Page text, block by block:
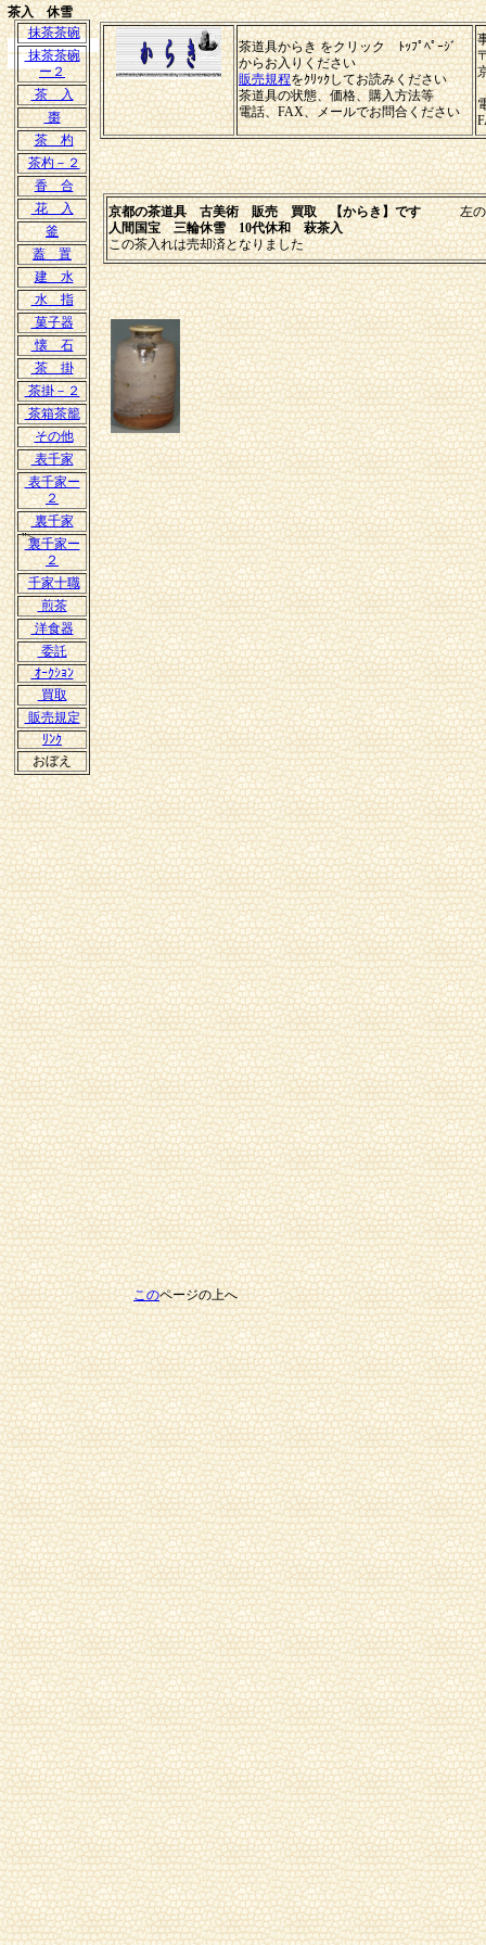
抹茶茶碗
抹茶茶碗
ー２
茶 入
棗
茶 杓
茶杓－２
香 合
花 入
釜
蓋 置
建 水
水 指
菓子器
懐 石
茶 掛
茶掛－２
茶箱茶籠
その他
表千家
表千家ー
２
裏千家
裏千家ー
２
千家十職
煎茶
洋食器
委託
ｵｰｸｼｮﾝ
買取
販売規定
ﾘﾝｸ
おぼえ
茶道具からき をクリック ﾄｯﾌﾟﾍﾟｰｼﾞ
からお入りください
販売規程をｸﾘｯｸしてお読みください
茶道具の状態、価格、購入方法等
電話、FAX、メールでお問合ください
京都の茶道具 古美術 販売 買取 【からき】です左の各項
人間国宝 三輪休雪 10代休和 萩茶入
この茶入れは売却済となりました
茶入 休雪
濃茶入 萩焼
三輪休雪
このページの上へ
">